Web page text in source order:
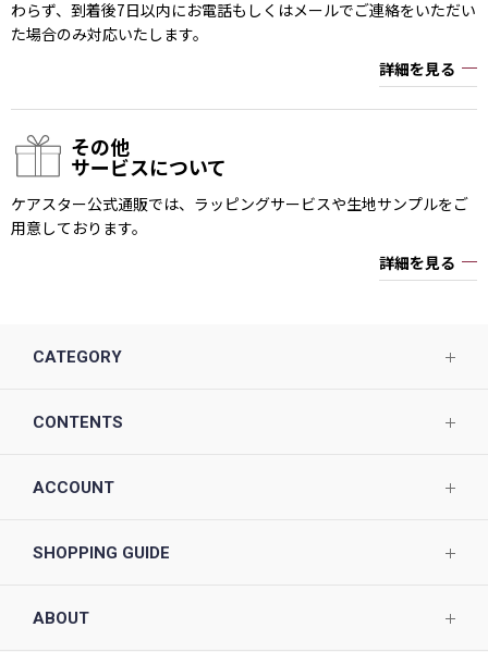
わらず、到着後7日以内にお電話もしくはメールでご連絡をいただい
た場合のみ対応いたします。
詳細を見る
その他
サービスについて
ケアスター公式通販では、ラッピングサービスや生地サンプルをご
用意しております。
詳細を見る
CATEGORY
CONTENTS
ACCOUNT
SHOPPING GUIDE
ABOUT